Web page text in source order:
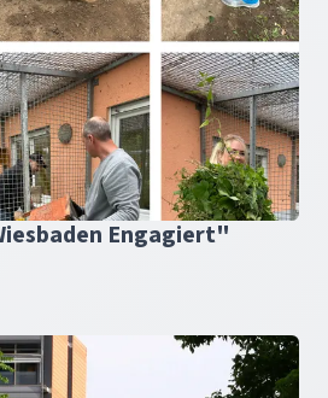
Engagiert"